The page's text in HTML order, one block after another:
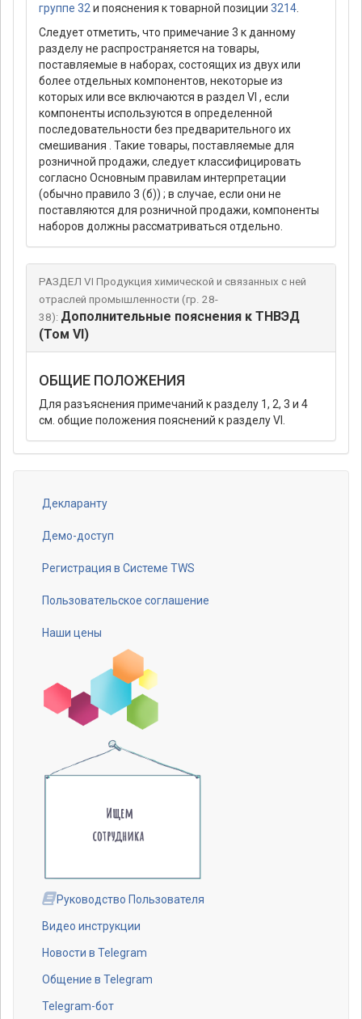
группе 32 и пояснения к товарной позиции 3214
Следует отметить, что примечание 3 к данному
разделу не распространяется на товары,
поставляемые в наборах, состоящих из двух или
более отдельных компонентов, некоторые из
которых или все включаются в раздел VI , если
компоненты используются в определенной
последовательности без предварительного их
смешивания . Такие товары, поставляемые для
розничной продажи, следует классифицировать
согласно Основным правилам интерпретации
(обычно правило 3 (б)) ; в случае, если они не
поставляются для розничной продажи, компоненты
наборов должны рассматриваться отдельно.
РАЗДЕЛ VI Продукция химической и связанных с ней
отраслей промышленности (гр. 28-
38): Дополнительные пояснения к ТНВЭД
(Том VI)
ОБЩИЕ ПОЛОЖЕНИЯ
Для разъяснения примечаний к разделу 1, 2, 3 и 4
см. общие положения пояснений к разделу VI.
Footer
menu
Декларанту
Демо-доступ
Регистрация в Системе TWS
Пользовательское соглашение
Наши цены
Руководство Пользователя
Видео инструкции
Новости в Telegram
Общение в Telegram
Telegram-бот